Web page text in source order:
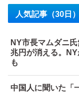
人気記事（30日）
NY市長マムダニ
兆円が消える。
も
中国人に聞いた「